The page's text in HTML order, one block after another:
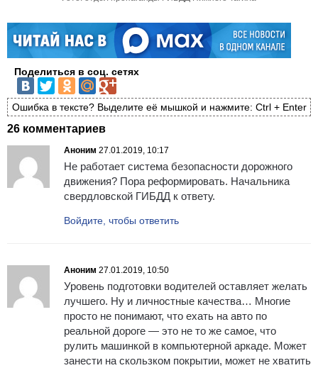
Поделиться в соц. сетях
Ошибка в тексте? Выделите её мышкой и нажмите: Ctrl + Enter
26 комментариев
Аноним 27.01.2019, 10:17
Не работает система безопасности дорожного
движения? Пора реформировать. Начальника
свердловской ГИБДД к ответу.
Войдите, чтобы ответить
Аноним 27.01.2019, 10:50
Уровень подготовки водителей оставляет желать
лучшего. Ну и личностные качества… Многие
просто не понимают, что ехать на авто по
реальной дороге — это не то же самое, что
рулить машинкой в компьютерной аркаде. Может
занести на скользком покрытии, может не хватить